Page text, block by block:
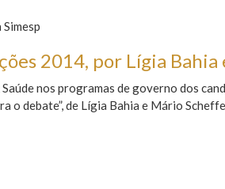
2014, por Lígia
Saúde nos programas de governo dos
o debate”, de Lígia Bahia e Mário